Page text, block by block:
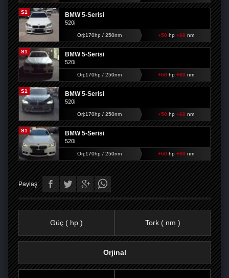
S1 BMW 5-Serisi
520i
Orj:170hp / 250nm +50 hp +60 nm
S1 BMW 5-Serisi
520i
Orj:170hp / 250nm +50 hp +60 nm
S1 BMW 5-Serisi
520i
Orj:170hp / 250nm +50 hp +60 nm
S1 BMW 5-Serisi
520i
Orj:170hp / 250nm +50 hp +60 nm
Paylaş:
Güç ( hp ) Tork ( nm )
Orjinal